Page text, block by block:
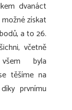
dvanáct
získat
a to 26.
včetně
byla
těšíme na
prvnímu